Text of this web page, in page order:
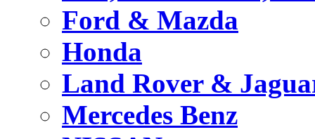
Ford & Mazda
Honda
Land Rover &
Mercedes Benz